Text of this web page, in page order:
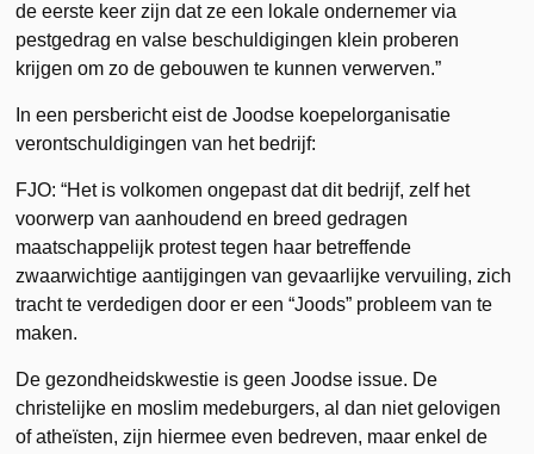
de eerste keer zijn dat ze een lokale ondernemer via
pestgedrag en valse beschuldigingen klein proberen
krijgen om zo de gebouwen te kunnen verwerven.”
In een persbericht eist de Joodse koepelorganisatie
verontschuldigingen van het bedrijf:
FJO: “Het is volkomen ongepast dat dit bedrijf, zelf het
voorwerp van aanhoudend en breed gedragen
maatschappelijk protest tegen haar betreffende
zwaarwichtige aantijgingen van gevaarlijke vervuiling, zich
tracht te verdedigen door er een “Joods” probleem van te
maken.
De gezondheidskwestie is geen Joodse issue. De
christelijke en moslim medeburgers, al dan niet gelovigen
of atheïsten, zijn hiermee even bedreven, maar enkel de